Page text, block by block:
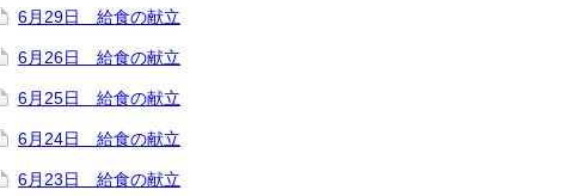
6月29日 給食の献立
6月26日 給食の献立
6月25日 給食の献立
6月24日 給食の献立
6月23日 給食の献立